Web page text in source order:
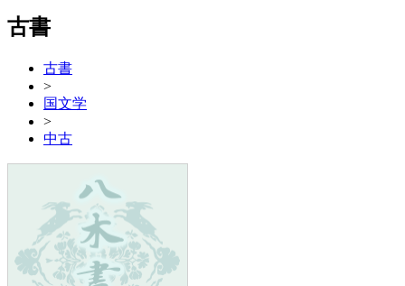
古書
古書
>
国文学
>
中古